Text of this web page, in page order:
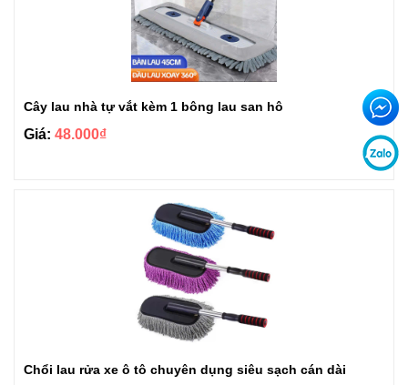
Cây lau nhà tự vắt kèm 1 bông lau san hô
Giá: 48.000₫
Chổi lau rửa xe ô tô chuyên dụng siêu sạch cán dài